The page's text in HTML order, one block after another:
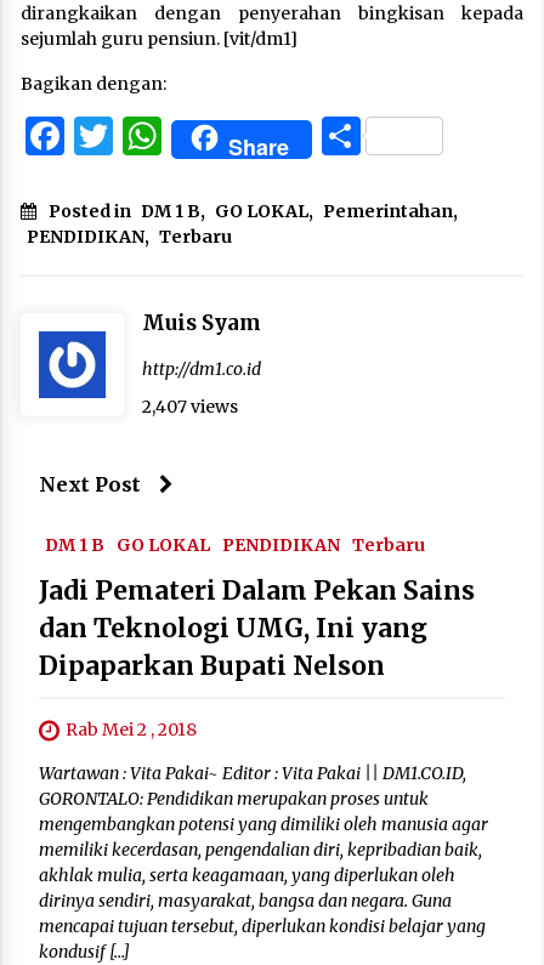
dirangkaikan dengan penyerahan bingkisan kepada
sejumlah guru pensiun. [vit/dm1]
Bagikan dengan:
Facebook
Twitter
WhatsApp
Share Share
Posted in DM 1 B, GO LOKAL, Pemerintahan,
PENDIDIKAN, Terbaru
Muis Syam
http://dm1.co.id
2,407 views
Next Post
DM 1 B GO LOKAL PENDIDIKAN Terbaru
Jadi Pemateri Dalam Pekan Sains
dan Teknologi UMG, Ini yang
Dipaparkan Bupati Nelson
Rab Mei 2 , 2018
Wartawan : Vita Pakai~ Editor : Vita Pakai || DM1.CO.ID,
GORONTALO: Pendidikan merupakan proses untuk
mengembangkan potensi yang dimiliki oleh manusia agar
memiliki kecerdasan, pengendalian diri, kepribadian baik,
akhlak mulia, serta keagamaan, yang diperlukan oleh
dirinya sendiri, masyarakat, bangsa dan negara. Guna
mencapai tujuan tersebut, diperlukan kondisi belajar yang
kondusif […]